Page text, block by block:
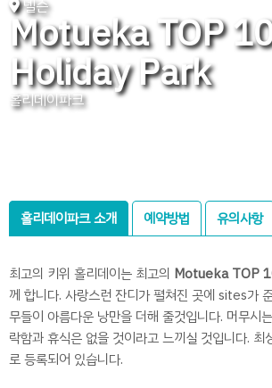
넬슨
Motueka TOP
Holiday Park
홀리데이파크
홀리데이파크 소개 예약방법 유의사항
최고의 키위 홀리데이는 최고의 Motueka TOP
께 합니다. 사랑스런 잔디가 펼쳐진 곳에 sites가
무들이 아름다운 낭만을 더해 줄것입니다. 머무시
락함과 휴식은 없을 것이라고 느끼실 것입니다.
로 등록되어 있습니다.